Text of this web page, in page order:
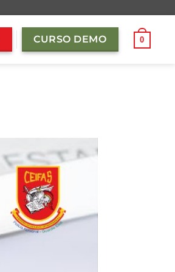
CURSO DEMO 0